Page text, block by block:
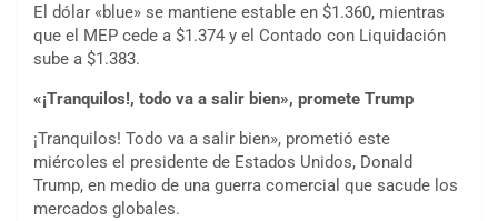
El dólar «blue» se mantiene estable en $1.360, mientras
que el MEP cede a $1.374 y el Contado con Liquidación
sube a $1.383.
«¡Tranquilos!, todo va a salir bien», promete Trump
¡Tranquilos! Todo va a salir bien», prometió este
miércoles el presidente de Estados Unidos, Donald
Trump, en medio de una guerra comercial que sacude los
mercados globales.